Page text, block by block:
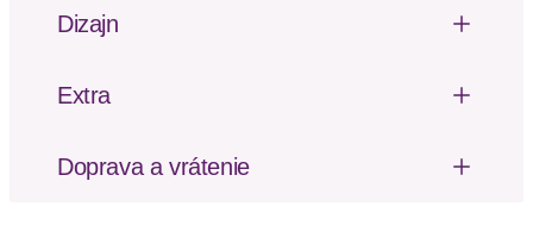
Dĺžka: Normálna dĺžka
Strih: Úzky fit
Dizajn
und breiten Trägern. Länge ca. 58 cm. Weiche
Výstrih: Okrúhly výstrih
Extra
Doprava a vrátenie